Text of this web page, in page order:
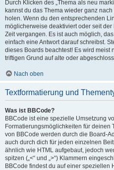
Durch Klicken des „Thema als neu
kannst du das Thema wieder ganz
holen. Wenn du den entsprechenden
möglicherweise deaktiviert oder seit
Zeit vergangen. Es ist auch möglich,
einfach eine Antwort darauf schreibst.
dieses Boards beachtest! Es wird meist
triftigen Grund auf alte oder
Nach oben
Textformatierung und
Was ist BBCode?
BBCode ist eine spezielle Umsetzung
Formatierungsmöglichkeiten für deinen
von BBCode werden durch die Board-
auch durch dich für jeden einzelnen
ähnlich wie HTML aufgebaut, jedoch
spitzen („<“ und „>“) Klammern
BBCode findest du auf einer speziellen